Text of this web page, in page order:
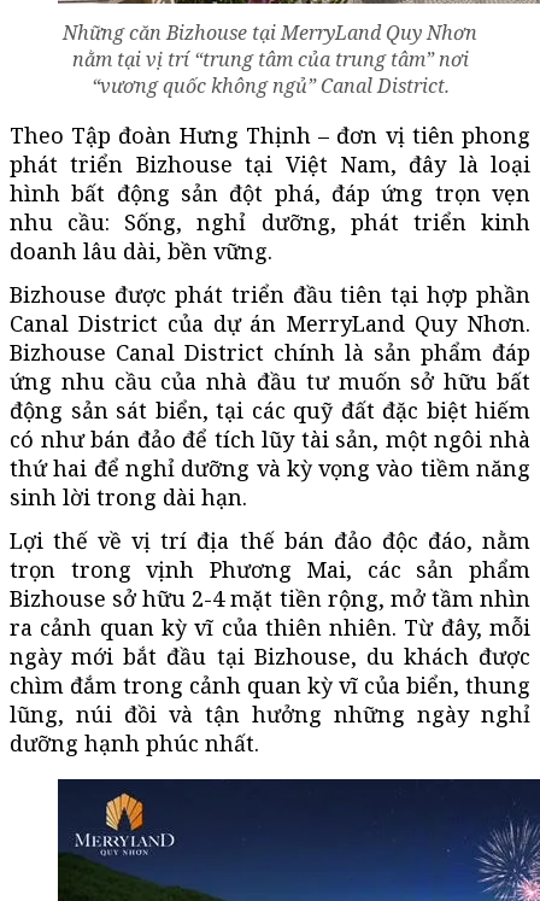
Những căn Bizhouse tại MerryLand Quy Nhơn
nằm tại vị trí “trung tâm của trung tâm” nơi
“vương quốc không ngủ” Canal District.
Theo Tập đoàn Hưng Thịnh – đơn vị tiên phong
phát triển Bizhouse tại Việt Nam, đây là loại
hình bất động sản đột phá, đáp ứng trọn vẹn
nhu cầu: Sống, nghỉ dưỡng, phát triển kinh
doanh lâu dài, bền vững.
Bizhouse được phát triển đầu tiên tại hợp phần
Canal District của dự án MerryLand Quy Nhơn.
Bizhouse Canal District chính là sản phẩm đáp
ứng nhu cầu của nhà đầu tư muốn sở hữu bất
động sản sát biển, tại các quỹ đất đặc biệt hiếm
có như bán đảo để tích lũy tài sản, một ngôi nhà
thứ hai để nghỉ dưỡng và kỳ vọng vào tiềm năng
sinh lời trong dài hạn.
Lợi thế về vị trí địa thế bán đảo độc đáo, nằm
trọn trong vịnh Phương Mai, các sản phẩm
Bizhouse sở hữu 2-4 mặt tiền rộng, mở tầm nhìn
ra cảnh quan kỳ vĩ của thiên nhiên. Từ đây, mỗi
ngày mới bắt đầu tại Bizhouse, du khách được
chìm đắm trong cảnh quan kỳ vĩ của biển, thung
lũng, núi đồi và tận hưởng những ngày nghỉ
dưỡng hạnh phúc nhất.